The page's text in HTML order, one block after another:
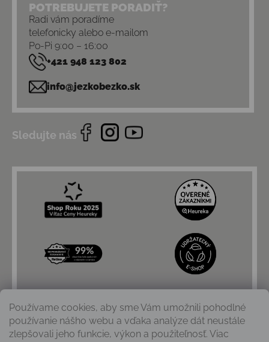
Používame cookies, aby sme Vám umožnili pohodlné
používanie nášho webu a vďaka analýze dát neustále
zlepšovali jeho funkcie, výkon a použiteľnosť. Viac
POTREBUJETE PORADIŤ?
Radi vám poradíme
telefonicky alebo e-mailom
Po-Pi 9:00 – 16:00
+421 948 123 802
info@jezkobezko.sk
Sledujte nás